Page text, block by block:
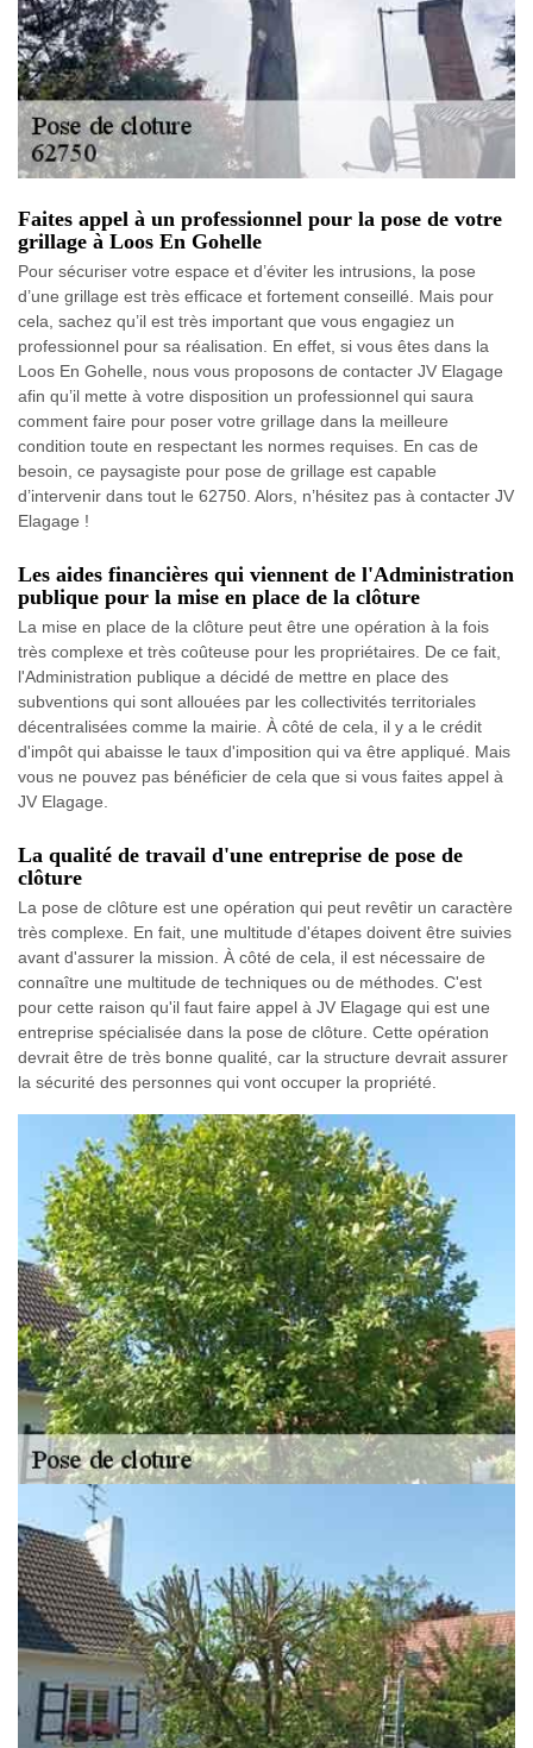
Faites appel à un professionnel pour la pose de votre
grillage à Loos En Gohelle
Pour sécuriser votre espace et d’éviter les intrusions, la pose
d’une grillage est très efficace et fortement conseillé. Mais pour
cela, sachez qu’il est très important que vous engagiez un
professionnel pour sa réalisation. En effet, si vous êtes dans la
Loos En Gohelle, nous vous proposons de contacter JV Elagage
afin qu’il mette à votre disposition un professionnel qui saura
comment faire pour poser votre grillage dans la meilleure
condition toute en respectant les normes requises. En cas de
besoin, ce paysagiste pour pose de grillage est capable
d’intervenir dans tout le 62750. Alors, n’hésitez pas à contacter JV
Elagage !
Les aides financières qui viennent de l'Administration
publique pour la mise en place de la clôture
La mise en place de la clôture peut être une opération à la fois
très complexe et très coûteuse pour les propriétaires. De ce fait,
l'Administration publique a décidé de mettre en place des
subventions qui sont allouées par les collectivités territoriales
décentralisées comme la mairie. À côté de cela, il y a le crédit
d'impôt qui abaisse le taux d'imposition qui va être appliqué. Mais
vous ne pouvez pas bénéficier de cela que si vous faites appel à
JV Elagage.
La qualité de travail d'une entreprise de pose de
clôture
La pose de clôture est une opération qui peut revêtir un caractère
très complexe. En fait, une multitude d'étapes doivent être suivies
avant d'assurer la mission. À côté de cela, il est nécessaire de
connaître une multitude de techniques ou de méthodes. C'est
pour cette raison qu'il faut faire appel à JV Elagage qui est une
entreprise spécialisée dans la pose de clôture. Cette opération
devrait être de très bonne qualité, car la structure devrait assurer
la sécurité des personnes qui vont occuper la propriété.